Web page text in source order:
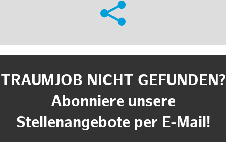
TRAUMJOB NICHT GEFUNDEN?
Abonniere unsere
Stellenangebote per E-Mail!